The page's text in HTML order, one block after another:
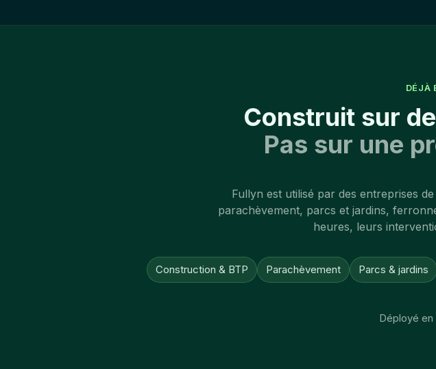
DÉJÀ
Construit sur
Pas sur une
Fullyn est utilisé par des entreprises
parachèvement, parcs et jardins,
heures, leurs
Construction & BTP Parachèvement Parcs & jardins
Déployé